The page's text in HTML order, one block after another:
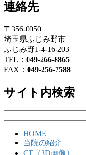
連絡先
〒356-0050
埼玉県ふじみ野市
ふじみ野1-4-16-203
TEL： 049-266-8865
FAX： 049-256-7588
サイト内検索
HOME
当院の紹介
CT（3D画像）